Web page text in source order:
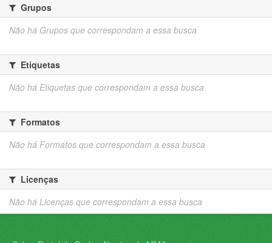
Grupos
Não há Grupos que correspondam a essa busca
Etiquetas
Não há Etiquetas que correspondam a essa busca
Formatos
Não há Formatos que correspondam a essa busca
Licenças
Não há Licenças que correspondam a essa busca